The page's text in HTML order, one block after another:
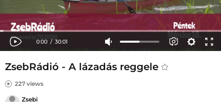
ZsebRádió - A lázadás reggele
227 views
Zsebi